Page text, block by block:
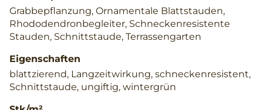
Grabbepflanzung, Ornamentale Blattstauden,
Rhododendronbegleiter, Schneckenresistente
Stauden, Schnittstaude, Terrassengarten
Eigenschaften
blattzierend, Langzeitwirkung, schneckenresistent,
Schnittstaude, ungiftig, wintergrün